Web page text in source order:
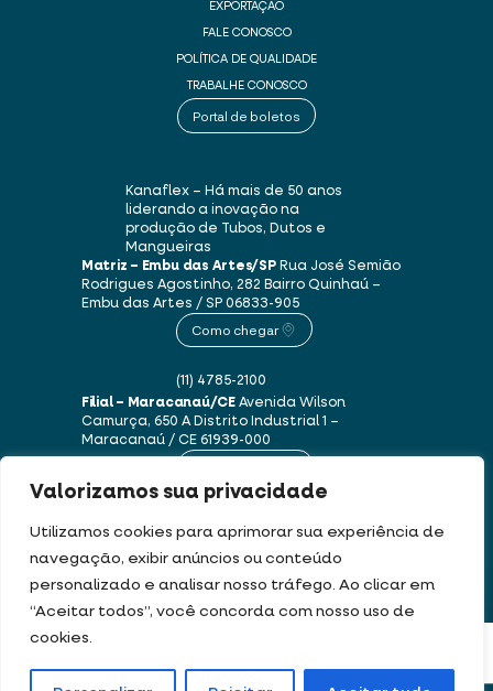
Valorizamos sua privacidade
Utilizamos cookies para aprimorar sua experiência de
navegação, exibir anúncios ou conteúdo
personalizado e analisar nosso tráfego. Ao clicar em
“Aceitar todos”, você concorda com nosso uso de
cookies.
EXPORTAÇÃO
FALE CONOSCO
POLÍTICA DE QUALIDADE
TRABALHE CONOSCO
Portal de boletos
Kanaflex – Há mais de 50 anos
liderando a inovação na
produção de Tubos, Dutos e
Mangueiras
Matriz – Embu das Artes/SPRua José Semião
Rodrigues Agostinho, 282 Bairro Quinhaú –
Embu das Artes / SP06833-905
Como chegar
(11) 4785-2100
Filial – Maracanaú/CEAvenida Wilson
Camurça, 650 ADistrito Industrial 1 –
Maracanaú / CE61939-000
Este site usa cookies e dados pessoais de acordo com os nossos Termos de Uso e